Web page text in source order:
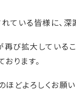
ている皆様に、深
び拡大しているこ
ります。
どよろしくお願い